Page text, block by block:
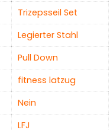
‎Trizepsseil Set
‎Legierter Stahl
‎Pull Down
‎fitness latzug
‎Nein
‎LFJ